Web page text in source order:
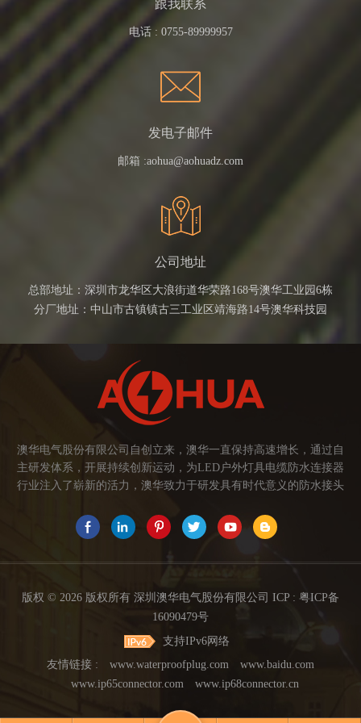
跟我联系
电话 : 0755-89999957
发电子邮件
邮箱 :aohua@aohuadz.com
公司地址
总部地址：深圳市龙华区大浪街道华荣路168号澳华工业园6栋
分厂地址：中山市古镇镇古三工业区靖海路14号澳华科技园
澳华电气股份有限公司自创立来，澳华一直保持高速增长，通过自
主研发体系，开展持续创新运动，为LED户外灯具电缆防水连接器
行业注入了崭新的活力，澳华致力于研发具有时代意义的防水接头
物生长灯、高铁动车、养殖畜牧、水族设备、发热瓷砖、船舶、油
烟机、环保机械、医疗保健设备、捕鱼集鱼灯、汽车大灯、太阳能
的愿景： 我们注重产品品质，以人为本，坚持创新，以市场为导向
开发具有品质的线缆连接器产品，为客户提供多方面的连接解决方
的使命： 关注市场发展，紧握客户的需求，提供有价值的线缆连接
器解决方案，为客户创造价值。 我们的价值观： 1、不断专研高端
技术，提高行业技术水平...
版权 © 2026 版权所有 深圳澳华电气股份有限公司 ICP : 粤ICP备
16090479号
支持IPv6网络
友情链接 :
www.waterproofplug.com
www.baidu.com
www.ip65connector.com
www.ip68connector.cn